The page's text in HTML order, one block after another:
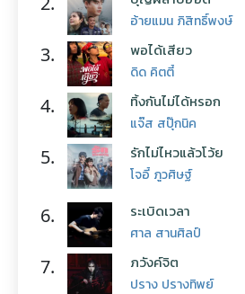
อ้ายแมน ภิสิทธิ์พงษ์
3. พอได้เสียว
ดิด คิตตี้
4. ทิ้งกันไม่ได้หรอก
แจ๊ส สปุ๊กนิค
5. รักไม่ไหวแล้วโว้ย
โจอี้ ภูวศิษฐ์
6. ระเบิดเวลา
ศาล สานศิลป์
7. ภวังค์จิต
ปราง ปรางทิพย์